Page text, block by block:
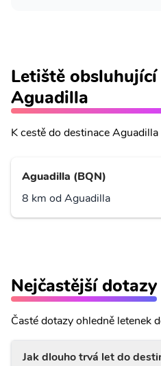
Letiště
Aguadilla
K cestě do destinace
Aguadilla (BQN)
8 km od Aguadilla
Nejčastější dotazy
Časté dotazy ohledně letenek
Jak dlouho trvá let do